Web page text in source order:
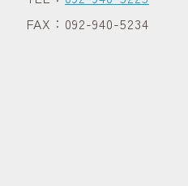
FAX：092-940-5234